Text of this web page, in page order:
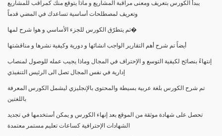
يبدأ الكورس بتعريف ومعنى مراقبة المشاريع و ماذا يتوقع منك كمراقب للمشاريع
وتعريف لمصطلحات أساسية تساعدك في المضي قدماً
ثم يتطرّق الكورس للجزء الأساسي و هوا شرح لمها�
أيضاً تم شرح أهم التقارير الواجب انشائها و دورية وكيفية نشرها و مناقشتها
إنتهاءً بنصائح لكيفية التوسع و الإحتراف في المجال وماذا يجيب عمله للوصول لمنصاب
إدارية في نفس المجال تصل الى الرئيس التنفيذي
تم شرح الكورس بلغة عربية بسيطة والمحتوى بالإنجليزي ليشمل الكورس المعرفة
باللغتين
تحصل على شهادة موثقة من الموقع بعد إنهاء الكورس و يمكن أستخدمها في تجديد
الشهادات الإحترافية كساعات تعليم مستمر معتمدة